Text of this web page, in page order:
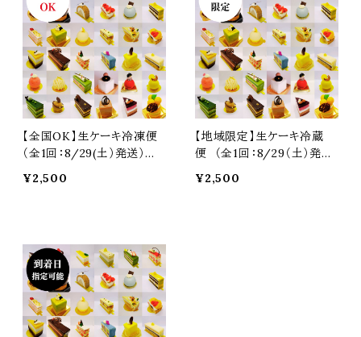
【全国OK】生ケーキ冷凍便
（全1回：8/29(土）発送）※
い
¥2,500
【地域限定】生ケーキ冷蔵
便 （全1回：8/29（土）発
ください
¥2,500